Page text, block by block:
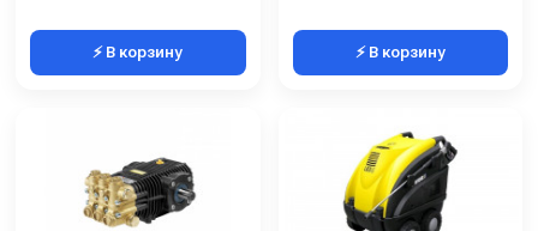
⚡ В корзину ⚡ В корзину